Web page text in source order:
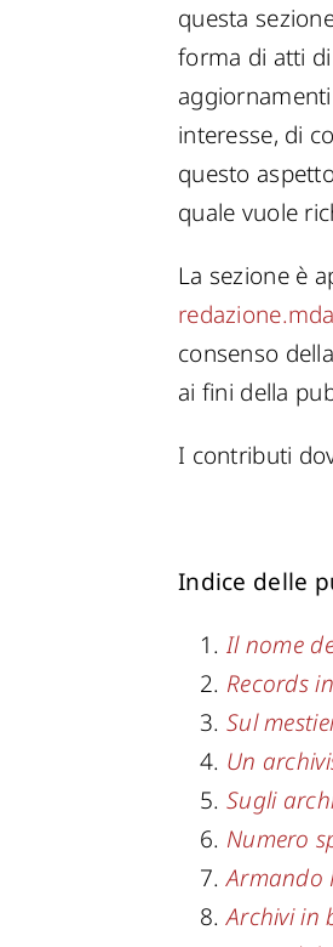
questa
forma di atti
interesse, di
questo
quale vuole
La sezione è
consenso
ai fini della
I contributi
Indice delle
Il nome
Records
Sul
Un
Sugli
Numero
Armando
Archivi in